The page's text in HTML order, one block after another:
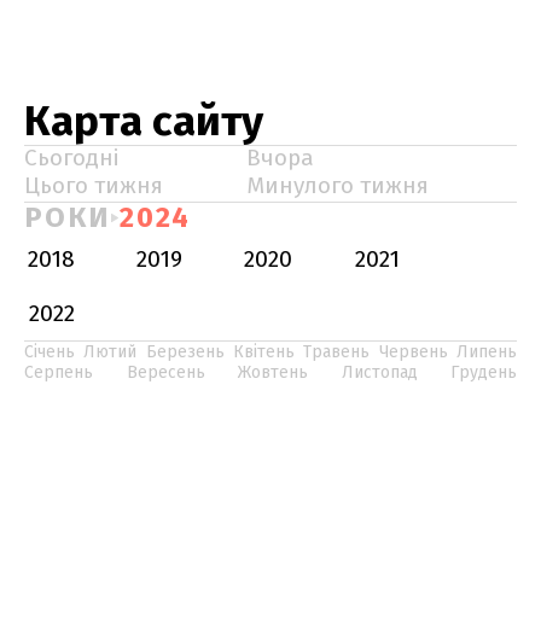
Карта сайту
Сьогодні
Вчора
Цього тижня
Минулого тижня
РОКИ 2024
2018 2019 2020
2021
2022
Січень Лютий Березень Квітень Травень Червень Липень
Серпень
Вересень Жовтень Листопад Грудень